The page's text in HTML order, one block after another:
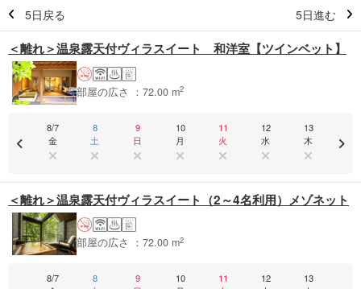
5日戻る 5日進む
＜離れ＞温泉露天付ヴィラスイート 和洋室【ツインベット】
部屋の広さ ：72.00 m2
8/7
金
8
土
9
日
10
月
11
火
12
水
13
木
＜離れ＞温泉露天付ヴィラスイート（2～4名利用）メゾネット
部屋の広さ ：72.00 m2
8/7
8
9
10
11
12
13